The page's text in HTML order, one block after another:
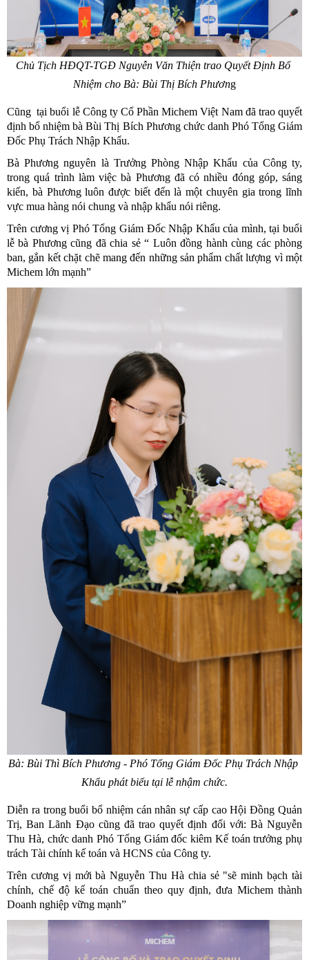
Chủ Tịch HĐQT-TGĐ Nguyễn Văn Thiện trao Quyết Định Bổ
Nhiệm cho Bà: Bùi Thị Bích Phương
Cũng  tại buổi lễ Công ty Cổ Phần Michem Việt Nam đã trao quyết
định bổ nhiệm bà Bùi Thị Bích Phương chức danh Phó Tổng Giám
Đốc Phụ Trách Nhập Khẩu.
Bà Phương nguyên là Trưởng Phòng Nhập Khẩu của Công ty,
trong quá trình làm việc bà Phương đã có nhiều đóng góp, sáng
kiến, bà Phương luôn được biết đến là một chuyên gia trong lĩnh
vực mua hàng nói chung và nhập khẩu nói riêng.
Trên cương vị Phó Tổng Giám Đốc Nhập Khẩu của mình, tại buổi
lễ bà Phương cũng đã chia sẻ “ Luôn đồng hành cùng các phòng
ban, gắn kết chặt chẽ mang đến những sản phẩm chất lượng vì một
Michem lớn mạnh”
Bà: Bùi Thì Bích Phương - Phó Tổng Giám Đốc Phụ Trách Nhập
Khẩu phát biểu tại lễ nhậm chức.
Diễn ra trong buổi bổ nhiệm cán nhân sự cấp cao Hội Đồng Quản
Trị, Ban Lãnh Đạo cũng đã trao quyết định đối với: Bà Nguyễn
Thu Hà, chức danh Phó Tổng Giám đốc kiêm Kế toán trưởng phụ
trách Tài chính kế toán và HCNS của Công ty.
Trên cương vị mới bà Nguyễn Thu Hà chia sẻ "sẽ minh bạch tài
chính, chế độ kế toán chuẩn theo quy định, đưa Michem thành
Doanh nghiệp vững mạnh”